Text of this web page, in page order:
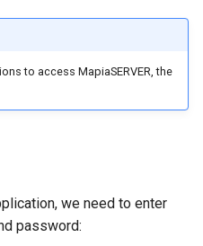
to access MapiaSERVER, the
we need to enter
password: